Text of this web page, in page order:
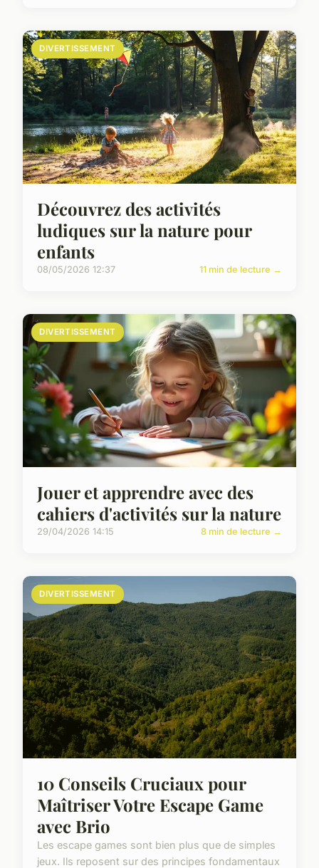
DIVERTISSEMENT
Découvrez des activités
ludiques sur la nature pour
enfants
08/05/2026 12:37 11 min de lecture →
DIVERTISSEMENT
Jouer et apprendre avec des
cahiers d'activités sur la nature
29/04/2026 14:15 8 min de lecture →
DIVERTISSEMENT
10 Conseils Cruciaux pour
Maîtriser Votre Escape Game
avec Brio
Les escape games sont bien plus que de simples
jeux. Ils reposent sur des principes fondamentaux